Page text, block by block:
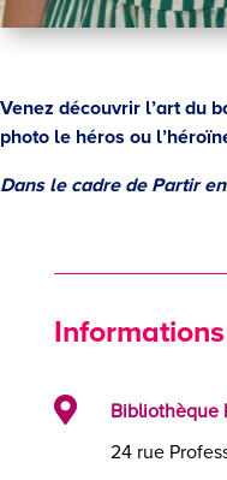
Venez découvrir l’art du
photo le héros ou
Dans le cadre de Partir

Bibliothèque
24 rue